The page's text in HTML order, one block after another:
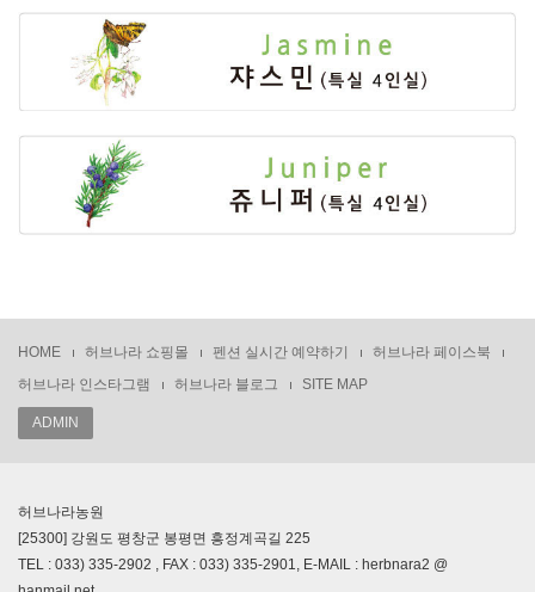
HOME 허브나라 쇼핑몰 펜션 실시간 예약하기
허브나라 페이스북
허브나라 인스타그램
허브나라 블로그 SITE MAP
ADMIN
허브나라농원
[25300] 강원도 평창군 봉평면 흥정계곡길 225
TEL : 033) 335-2902 , FAX : 033) 335-2901, E-MAIL : herbnara2 @